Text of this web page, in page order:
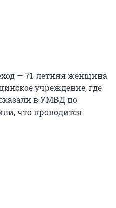
— 71-летняя женщина
учреждение, где
в УМВД по
что проводится